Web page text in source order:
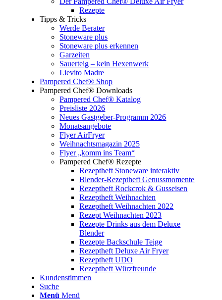
Rezepte
Tipps & Tricks
Werde Berater
Stoneware plus
Stoneware plus erkennen
Garzeiten
Sauerteig – kein Hexenwerk
Lievito Madre
Pampered Chef® Shop
Pampered Chef® Downloads
Pampered Chef® Katalog
Preisliste 2026
Neues Gastgeber-Programm 2026
Monatsangebote
Flyer AirFryer
Weihnachtsmagazin 2025
Flyer „komm ins Team“
Pampered Chef® Rezepte
Rezeptheft Stoneware interaktiv
Blender-Rezeptheft Genussmomente
Rezeptheft Rockcrok & Gusseisen
Rezeptheft Weihnachten
Rezeptheft Weihnachten 2022
Rezept Weihnachten 2023
Rezepte Drinks aus dem Deluxe
Blender
Rezepte Backschule Teige
Rezeptheft Deluxe Air Fryer
Rezeptheft UDO
Rezeptheft Würzfreunde
Kundenstimmen
Suche
Menü Menü